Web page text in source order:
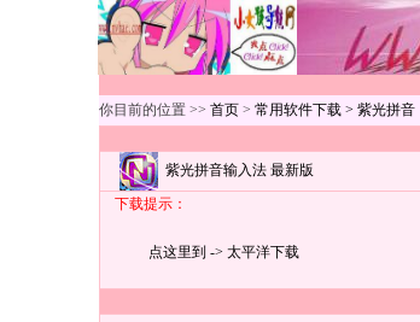
你目前的位置 >> 首页 > 常用软件下载 > 紫光拼音
紫光拼音输入法 最新版
下载提示：
点这里到 -> 太平洋下载